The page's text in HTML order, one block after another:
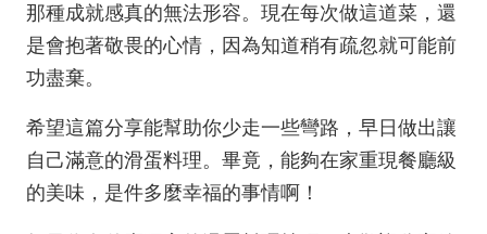
那種成就感真的無法形容。現在每次做這道菜，還
是會抱著敬畏的心情，因為知道稍有疏忽就可能前
功盡棄。
希望這篇分享能幫助你少走一些彎路，早日做出讓
自己滿意的滑蛋料理。畢竟，能夠在家重現餐廳級
的美味，是件多麼幸福的事情啊！